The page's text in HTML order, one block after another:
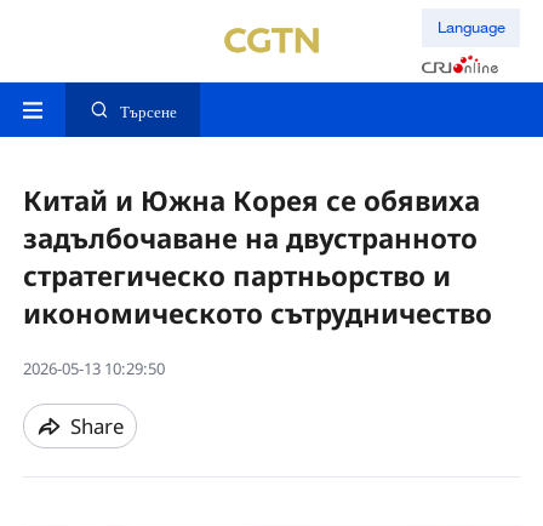
Language
Търсене
Китай и Южна Корея се обявиха
задълбочаване на двустранното
стратегическо партньорство и
икономическото сътрудничество
2026-05-13 10:29:50
Share